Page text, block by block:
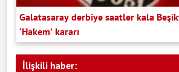
Galatasaray derbiye saatler kala
‘Hakem’ kararı
İlişkili haber: